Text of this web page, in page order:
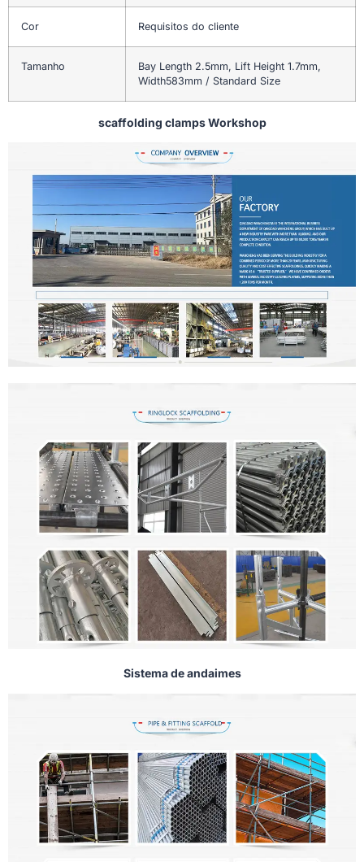
Cor Requisitos do cliente
Tamanho
Bay Length 2.5mm, Lift Height 1.7mm,
Width583mm / Standard Size
scaffolding clamps Workshop
Sistema de andaimes